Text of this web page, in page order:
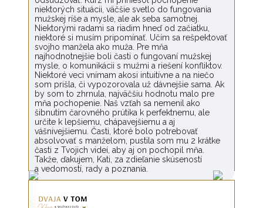
niektorých situácii, väčšie svetlo do fungovania
mužskej ríše a mysle, ale ak seba samotnej.
Niektorými radami sa riadim hneď od začiatku,
niektoré si musím pripomínať. Učím sa rešpektovať
svojho manžela ako muža. Pre mňa
najhodnotnejšie boli časti o fungovaní mužskej
mysle, o komunikácii s mužmi a riešení konfliktov.
Niektoré veci vnímam akosi intuitívne a na niečo
som prišla, či vypozorovala už dávnejšie sama. Ak
by som to zhrnula, najväčšiu hodnotu malo pre
mňa pochopenie. Naš vzťah sa nemenil ako
šibnutím čarovného prútika k perfektnemu, ale
určite k lepšiemu, chápavejšiemu a aj
vášnivejšiemu. Časti, ktoré bolo potrebovať
absolvovať s manželom, pustila som mu 2 krátke
časti z Tvojich videí, aby aj on pochopil mňa.
Takže, ďakujem, Kati, za zdieľanie skúseností
a vedomostí, rady a poznania.